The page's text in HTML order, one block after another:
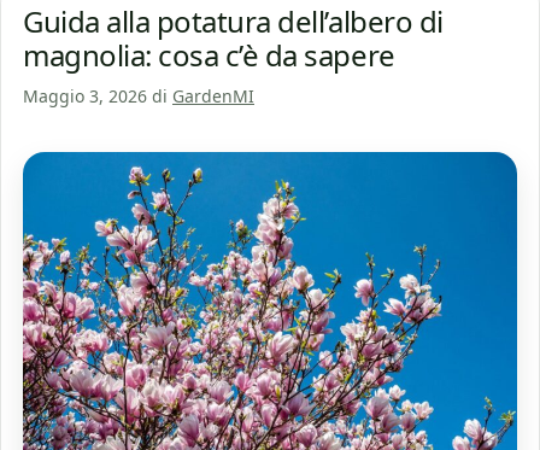
Guida alla potatura dell’albero di
magnolia: cosa c’è da sapere
Maggio 3, 2026 di GardenMI